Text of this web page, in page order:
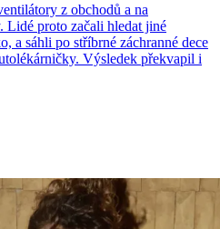
z obchodů a na
Lidé proto začali hledat jiné
a sáhli po stříbrné záchranné dece
Výsledek překvapil i